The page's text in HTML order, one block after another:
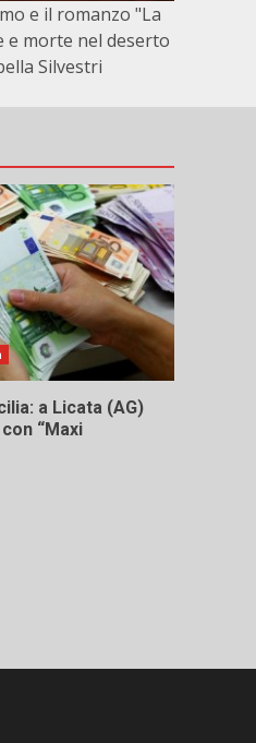
e il romanzo "La
e morte nel deserto
Silvestri
a Licata (AG)
“Maxi